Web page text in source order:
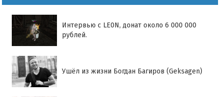
Интервью с LE0N, донат около 6 000 000
рублей.
Ушёл из жизни Богдан Багиров (Geksagen)